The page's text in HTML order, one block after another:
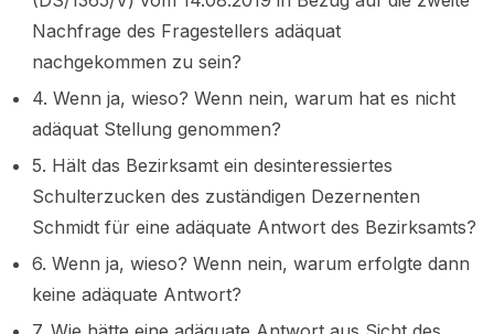
Nachfrage des Fragestellers adäquat
nachgekommen zu sein?
4. Wenn ja, wieso? Wenn nein, warum hat es nicht
adäquat Stellung genommen?
5. Hält das Bezirksamt ein desinteressiertes
Schulterzucken des zuständigen Dezernenten
Schmidt für eine adäquate Antwort des Bezirksamts?
6. Wenn ja, wieso? Wenn nein, warum erfolgte dann
keine adäquate Antwort?